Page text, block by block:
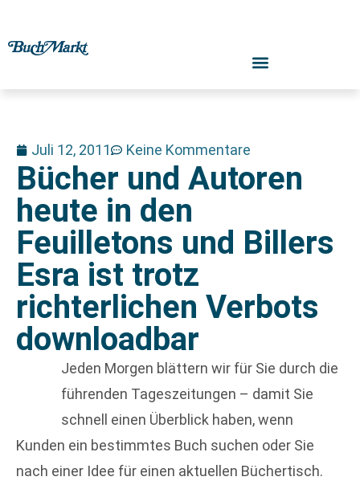
Juli 12, 2011 Keine Kommentare
Bücher und Autoren
heute in den
Feuilletons und Billers
Esra ist trotz
richterlichen Verbots
downloadbar
Jeden Morgen blättern wir für Sie durch die
führenden Tageszeitungen – damit Sie
schnell einen Überblick haben, wenn
Kunden ein bestimmtes Buch suchen oder Sie
nach einer Idee für einen aktuellen Büchertisch.